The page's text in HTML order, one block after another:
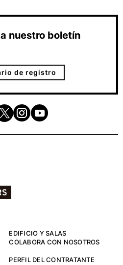
nuestro boletín
de registro
EDIFICIO Y SALAS
COLABORA CON NOSOTROS
PERFIL DEL CONTRATANTE